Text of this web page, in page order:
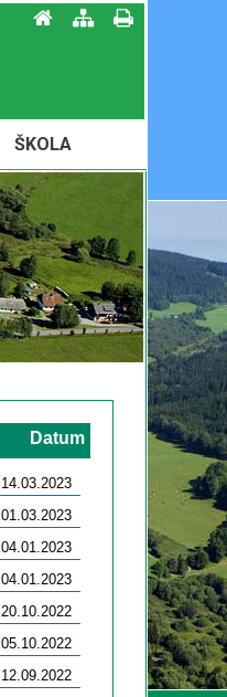
ŠKOLA
Datum
14.03.2023
01.03.2023
04.01.2023
04.01.2023
20.10.2022
05.10.2022
12.09.2022